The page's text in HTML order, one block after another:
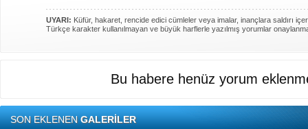
UYARI: Küfür, hakaret, rencide edici cümleler veya imalar, inançlara saldırı
Türkçe karakter kullanılmayan ve büyük harflerle yazılmış yorumlar
Bu habere henüz yorum
SON EKLENENGALERİLER